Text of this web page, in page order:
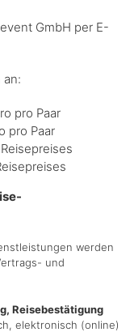
GmbH per E-
an:
pro Paar
pro Paar
werden
und
Reisebestätigung
elektronisch (online)